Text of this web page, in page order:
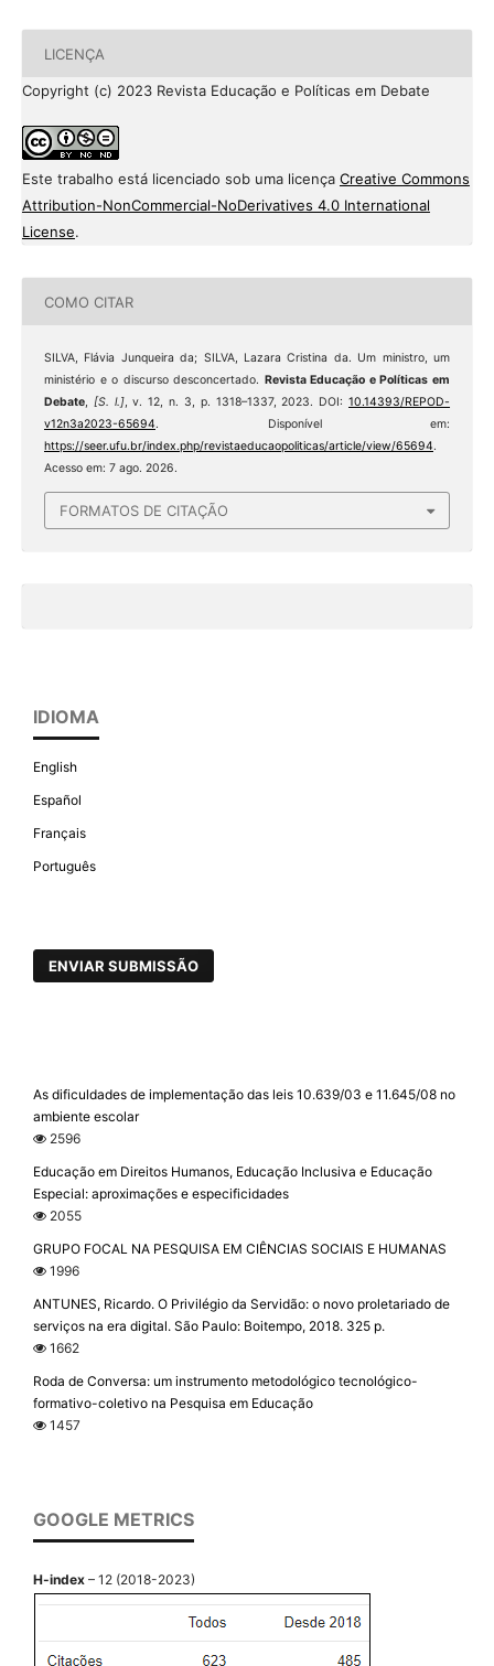
LICENÇA
Copyright (c) 2023 Revista Educação e Políticas em Debate
Este trabalho está licenciado sob uma licença Creative Commons
Attribution-NonCommercial-NoDerivatives 4.0 International
License.
COMO CITAR
SILVA, Flávia Junqueira da; SILVA, Lazara Cristina da. Um ministro, um
ministério e o discurso desconcertado. Revista Educação e Políticas em
Debate, [S. l.], v. 12, n. 3, p. 1318–1337, 2023. DOI:10.14393/REPOD-
v12n3a2023-65694. Disponível em:
https://seer.ufu.br/index.php/revistaeducaopoliticas/article/view/65694.
Acesso em: 7 ago. 2026.
FORMATOS DE CITAÇÃO
IDIOMA
English
Español
Français
Português
ENVIAR SUBMISSÃO
As dificuldades de implementação das leis 10.639/03 e 11.645/08 no
ambiente escolar
2596
Educação em Direitos Humanos, Educação Inclusiva e Educação
Especial: aproximações e especificidades
2055
GRUPO FOCAL NA PESQUISA EM CIÊNCIAS SOCIAIS E HUMANAS
1996
ANTUNES, Ricardo. O Privilégio da Servidão: o novo proletariado de
serviços na era digital. São Paulo: Boitempo, 2018. 325 p.
1662
Roda de Conversa: um instrumento metodológico tecnológico-
formativo-coletivo na Pesquisa em Educação
1457
GOOGLE METRICS
H-index – 12 (2018-2023)